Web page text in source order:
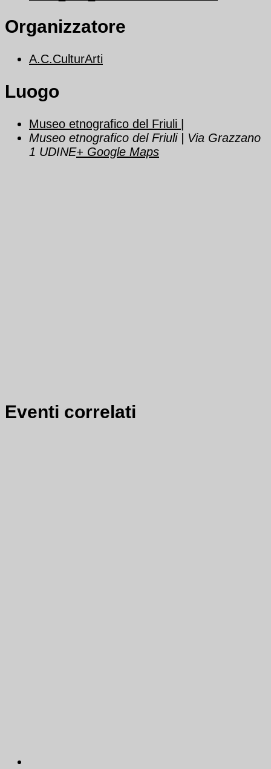
Organizzatore
A.C.CulturArti
Luogo
Museo etnografico del Friuli |
Museo etnografico del Friuli | Via Grazzano
1 UDINE+ Google Maps
Eventi correlati